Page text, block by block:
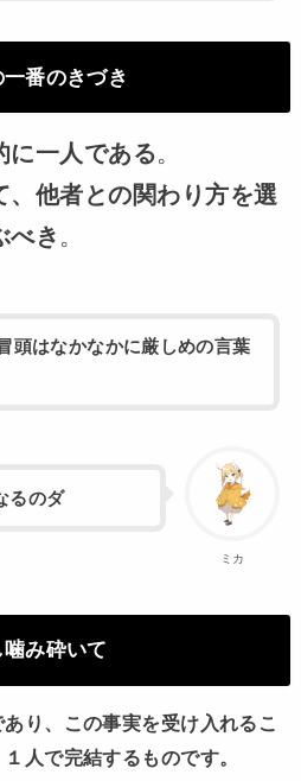
番のきづき
に一人である。
、他者との関わり方を選
べき 。
頭はなかなかに厳しめの言葉
ミカ
るのダ
噛み砕いて
り、この事実を受け入れるこ
人で完結するものです。